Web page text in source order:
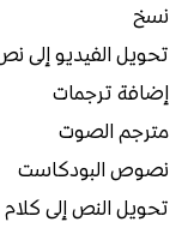
نسخ
تحويل الفيديو إلى نص
إضافة ترجمات
مترجم الصوت
نصوص البودكاست
تحويل النص إلى كلام